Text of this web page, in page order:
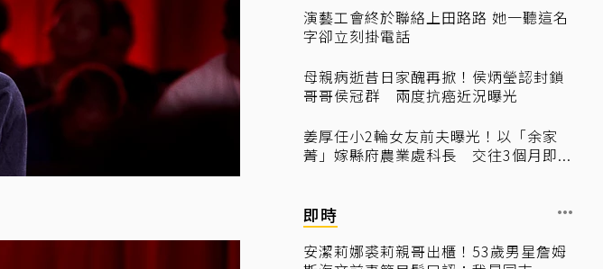
演藝工會終於聯絡上田路路 她一聽這名
字卻立刻掛電話
母親病逝昔日家醜再掀！侯炳瑩認封鎖
哥哥侯冠群 兩度抗癌近況曝光
姜厚任小2輪女友前夫曝光！以「余家
菁」嫁縣府農業處科長 交往3個月即...
即時
安潔莉娜裘莉親哥出櫃！53歲男星詹姆